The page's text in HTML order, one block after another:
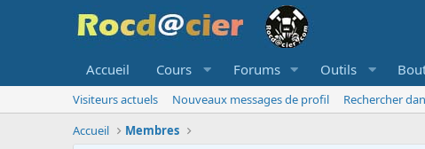
Accueil Cours Forums Outils
Visiteurs actuels Nouveaux messages de profil
Rechercher
Accueil
Membres